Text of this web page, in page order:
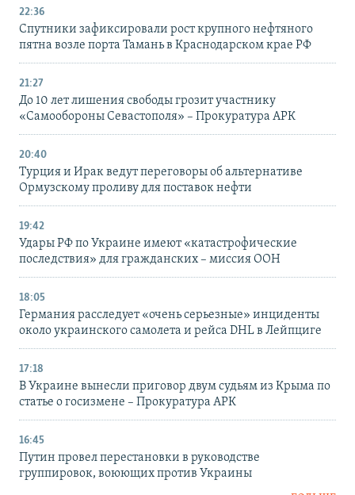
22:36
Спутники зафиксировали рост крупного нефтяного
пятна возле порта Тамань в Краснодарском крае РФ
21:27
До 10 лет лишения свободы грозит участнику
«Самообороны Севастополя» – Прокуратура АРК
20:40
Турция и Ирак ведут переговоры об альтернативе
Ормузскому проливу для поставок нефти
19:42
Удары РФ по Украине имеют «катастрофические
последствия» для гражданских – миссия ООН
18:05
Германия расследует «очень серьезные» инциденты
около украинского самолета и рейса DHL в Лейпциге
17:18
В Украине вынесли приговор двум судьям из Крыма по
статье о госизмене – Прокуратура АРК
16:45
Путин провел перестановки в руководстве
группировок, воюющих против Украины